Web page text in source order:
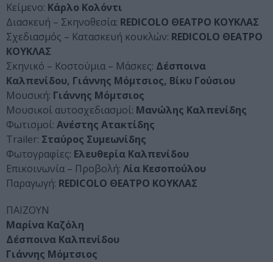
Κείμενο: Κάρλο Κολόντι
Διασκευή – Σκηνοθεσία: REDICOLO ΘΕΑΤΡΟ ΚΟΥΚΛΑΣ
Σχεδιασμός – Κατασκευή κουκλών: REDICOLO ΘΕΑΤΡΟ
ΚΟΥΚΛΑΣ
Σκηνικό – Κοστούμια – Μάσκες: Δέσποινα
Καλπενίδου, Γιάννης Μόμτσιος, Βίκυ Γούσιου
Μουσική: Γιάννης Μόμτσιος
Μουσικοί αυτοσχεδιασμοί: Μανώλης Καλπενίδης
Φωτισμοί: Ανέστης Ατακτίδης
Trailer: Σταύρος Συμεωνίδης
Φωτογραφίες: Ελευθερία Καλπενίδου
Επικοινωνία – Προβολή: Λία Κεσοπούλου
Παραγωγή: REDICOLO ΘΕΑΤΡΟ ΚΟΥΚΛΑΣ
ΠΑΙΖΟΥΝ
Μαρίνα Καζόλη
Δέσποινα Καλπενίδου
Γιάννης Μόμτσιος